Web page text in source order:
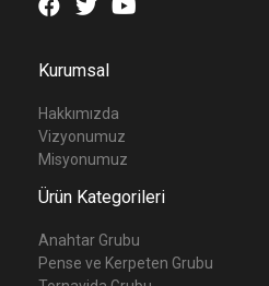
Kurumsal
Hakkımızda
Vizyonumuz
Misyonumuz
Ürün Kategorileri
Anahtar Grubu
Pense ve Kerpeten Grubu